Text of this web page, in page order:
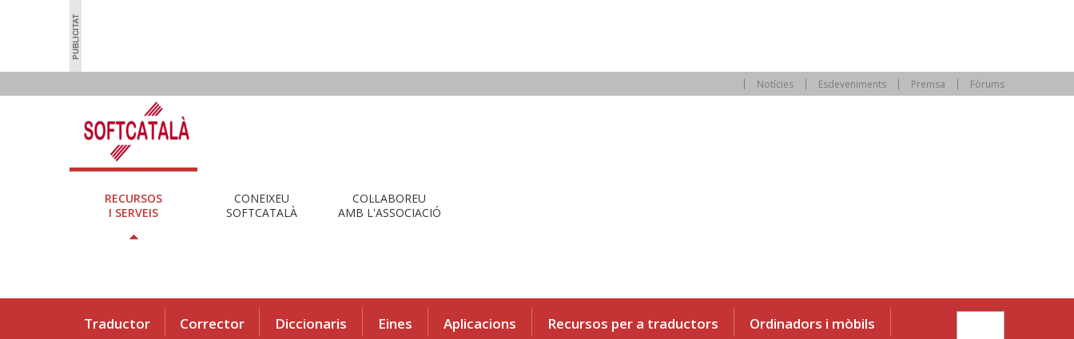
Notícies Esdeveniments Premsa Fòrums
RECURSOS
I SERVEIS
CONEIXEU
SOFTCATALÀ
COL·LABOREU
AMB L'ASSOCIACIÓ
Traductor Corrector Diccionaris Eines Aplicacions Recursos per a traductors Ordinadors i mòbils